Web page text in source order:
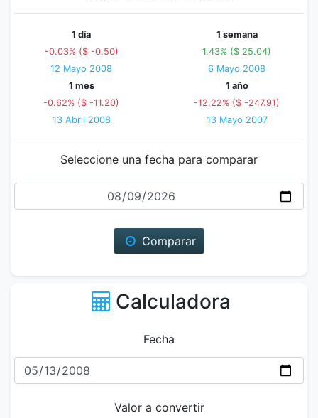
1 día
-0.03% ($ -0.50)
12 Mayo 2008
1 semana
1.43% ($ 25.04)
6 Mayo 2008
1 mes
-0.62% ($ -11.20)
13 Abril 2008
1 año
-12.22% ($ -247.91)
13 Mayo 2007
Seleccione una fecha para comparar
Fecha
Comparar
Calculadora
Fecha
Valor a convertir